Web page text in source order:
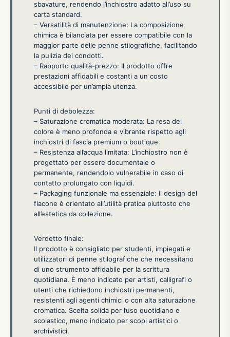
sbavature, rendendo l’inchiostro adatto all’uso su
carta standard.
– Versatilità di manutenzione: La composizione
chimica è bilanciata per essere compatibile con la
maggior parte delle penne stilografiche, facilitando
la pulizia dei condotti.
– Rapporto qualità-prezzo: Il prodotto offre
prestazioni affidabili e costanti a un costo
accessibile per un’ampia utenza.
Punti di debolezza:
– Saturazione cromatica moderata: La resa del
colore è meno profonda e vibrante rispetto agli
inchiostri di fascia premium o boutique.
– Resistenza all’acqua limitata: L’inchiostro non è
progettato per essere documentale o
permanente, rendendolo vulnerabile in caso di
contatto prolungato con liquidi.
– Packaging funzionale ma essenziale: Il design del
flacone è orientato all’utilità pratica piuttosto che
all’estetica da collezione.
Verdetto finale:
Il prodotto è consigliato per studenti, impiegati e
utilizzatori di penne stilografiche che necessitano
di uno strumento affidabile per la scrittura
quotidiana. È meno indicato per artisti, calligrafi o
utenti che richiedono inchiostri permanenti,
resistenti agli agenti chimici o con alta saturazione
cromatica. Scelta solida per l’uso quotidiano e
scolastico, meno indicato per scopi artistici o
archivistici.